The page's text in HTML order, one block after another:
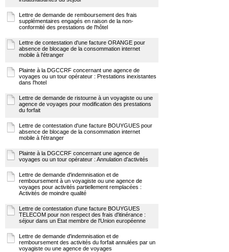
Lettre de demande de remboursement des frais
supplémentaires engagés en raison de la non-
conformité des prestations de l'hôtel
Lettre de contestation d'une facture ORANGE pour
absence de blocage de la consommation internet
mobile à l'étranger
Plainte à la DGCCRF concernant une agence de
voyages ou un tour opérateur : Prestations inexistantes
dans l'hotel
Lettre de demande de ristourne à un voyagiste ou une
agence de voyages pour modification des prestations
du forfait
Lettre de contestation d'une facture BOUYGUES pour
absence de blocage de la consommation internet
mobile à l'étranger
Plainte à la DGCCRF concernant une agence de
voyages ou un tour opérateur : Annulation d'activités
Lettre de demande d'indemnisation et de
remboursement à un voyagiste ou une agence de
voyages pour activités partiellement remplacées :
Activités de moindre qualité
Lettre de contestation d'une facture BOUYGUES
TELECOM pour non respect des frais d'itinérance :
séjour dans un Etat membre de l'Union européenne
Lettre de demande d'indemnisation et de
remboursement des activités du forfait annulées par un
voyagiste ou une agence de voyages